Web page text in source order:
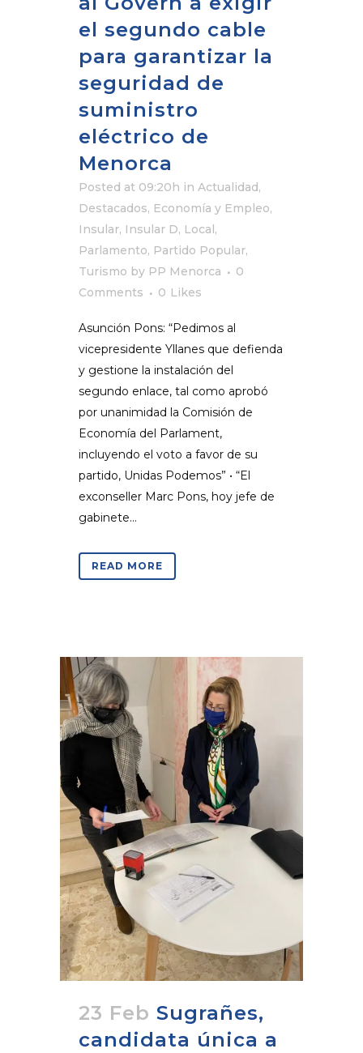
el segundo cable
para garantizar la
seguridad de
suministro
eléctrico de
Menorca
Posted at 09:20h in Actualidad,
Destacados, Economía y Empleo,
Insular, Insular D, Local,
Parlamento, Partido Popular,
Turismo by PP Menorca
0
Comments
0 Likes
Asunción Pons: “Pedimos al
vicepresidente Yllanes que defienda
y gestione la instalación del
segundo enlace, tal como aprobó
por unanimidad la Comisión de
Economía del Parlament,
incluyendo el voto a favor de su
partido, Unidas Podemos” • “El
exconseller Marc Pons, hoy jefe de
gabinete...
READ MORE
23 Feb Sugrañes,
candidata única a